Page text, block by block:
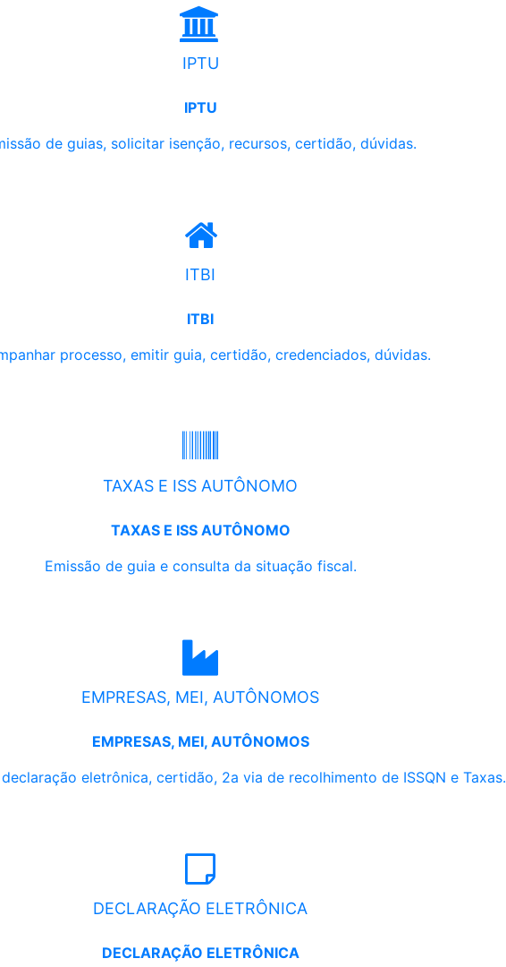
IPTU
IPTU
de guias, solicitar isenção, recursos, certidão, dúvidas.
ITBI
ITBI
processo, emitir guia, certidão, credenciados, dúvidas.
TAXAS E ISS AUTÔNOMO
TAXAS E ISS AUTÔNOMO
Emissão de guia e consulta da situação fiscal.
EMPRESAS, MEI, AUTÔNOMOS
EMPRESAS, MEI, AUTÔNOMOS
eletrônica, certidão, 2a via de recolhimento de ISSQN e Taxas.
DECLARAÇÃO ELETRÔNICA
DECLARAÇÃO ELETRÔNICA